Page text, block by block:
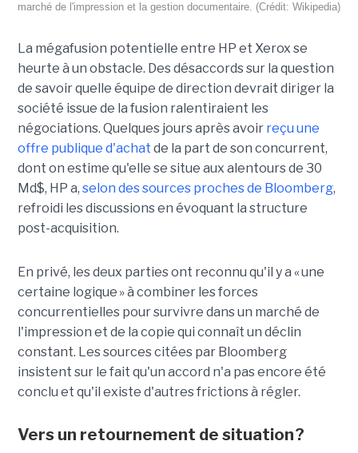
marché de l'impression et la gestion documentaire. (Crédit: Wikipedia)
La mégafusion potentielle entre HP et Xerox se
heurte à un obstacle. Des désaccords sur la question
de savoir quelle équipe de direction devrait diriger la
société issue de la fusion ralentiraient les
négociations. Quelques jours après avoir reçu une
offre publique d'achat de la part de son concurrent,
dont on estime qu'elle se situe aux alentours de 30
Md$, HP a, selon des sources proches de Bloomberg,
refroidi les discussions en évoquant la structure
post-acquisition.
En privé, les deux parties ont reconnu qu'il y a « une
certaine logique » à combiner les forces
concurrentielles pour survivre dans un marché de
l'impression et de la copie qui connaît un déclin
constant. Les sources citées par Bloomberg
insistent sur le fait qu'un accord n'a pas encore été
conclu et qu'il existe d'autres frictions à régler.
Vers un retournement de situation ?